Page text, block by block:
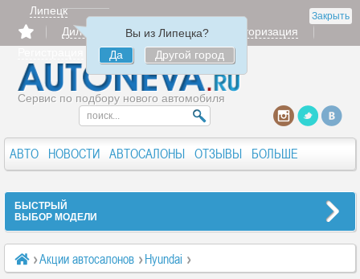
Закрыть
Липецк
Вы из Липецка?
Да
Другой город
Дилерам Продать
Авторизация
Сервис по подбору нового автомобиля
АВТО НОВОСТИ АВТОСАЛОНЫ ОТЗЫВЫ БОЛЬШЕ
БЫСТРЫЙ
ВЫБОР МОДЕЛИ
Акции автосалонов
Hyundai